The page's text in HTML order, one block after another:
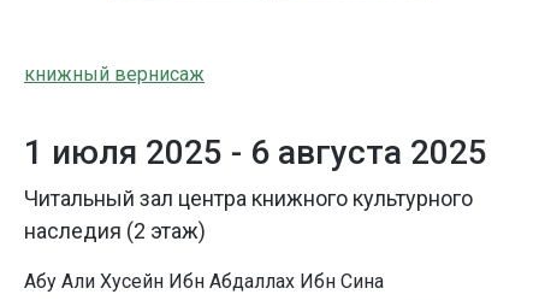
книжный вернисаж
1 июля 2025 - 6 августа 2025
Читальный зал центра книжного культурного
наследия (2 этаж)
Абу Али Хусейн Ибн Абдаллах Ибн Сина